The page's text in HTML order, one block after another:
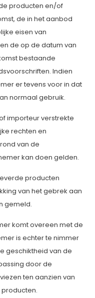
producten en/of
de in het aanbod
eisen van
de op de datum van
bestaande
Indien
er tevens voor in dat
normaal gebruik.
importeur verstrekte
rechten en
van de
kan doen gelden.
producten
van het gebrek aan
gemeld.
komt overeen met de
is echter te nimmer
geschiktheid van de
door de
ten aanzien van